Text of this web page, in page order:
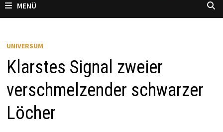
MENÜ
UNIVERSUM
Klarstes Signal zweier
verschmelzender schwarzer
Löcher